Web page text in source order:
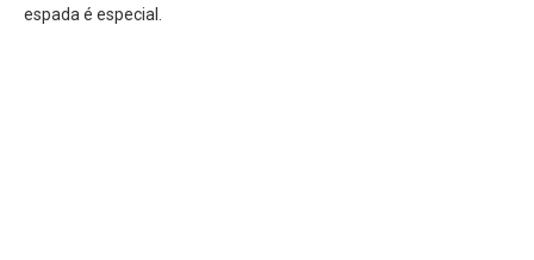
espada é especial.